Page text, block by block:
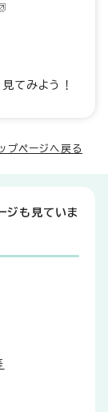
てみよう！
プページへ戻る
ジも見ていま